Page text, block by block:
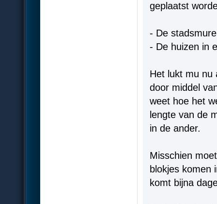
geplaatst
- De
- De huizen in
Het lukt mu nu
door middel
weet hoe het
lengte van de
in de ander.
Misschien
blokjes komen
komt bijna